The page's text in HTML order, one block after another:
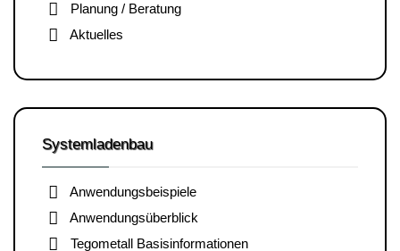
Planung / Beratung
Aktuelles
Systemladenbau
Anwendungsbeispiele
Anwendungsüberblick
Tegometall Basisinformationen